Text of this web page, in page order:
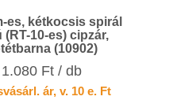
es, kétkocsis spirál
(RT-10-es) cipzár,
(10902)
1.080 Ft / db
ár, v. 10 e. Ft